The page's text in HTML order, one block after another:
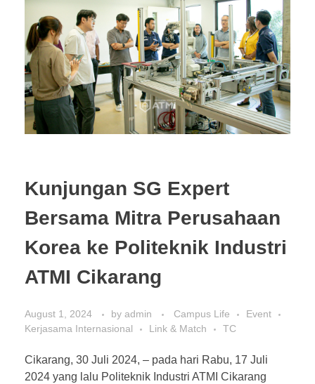
Kunjungan SG Expert
Bersama Mitra Perusahaan
Korea ke Politeknik Industri
ATMI Cikarang
August 1, 2024 by admin Campus Life
Event
Kerjasama Internasional
Link & Match TC
Cikarang, 30 Juli 2024, – pada hari Rabu, 17 Juli
2024 yang lalu Politeknik Industri ATMI Cikarang